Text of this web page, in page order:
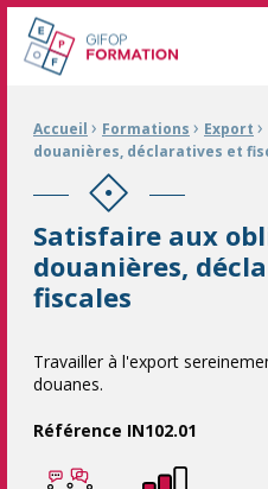
GIFOP Formation Centre
Fil d'Ariane :
Accueil › Formations › Export ›
douanières, déclaratives et
Satisfaire aux
douanières,
fiscales
Travailler à l'export
douanes.
Référence IN102.01